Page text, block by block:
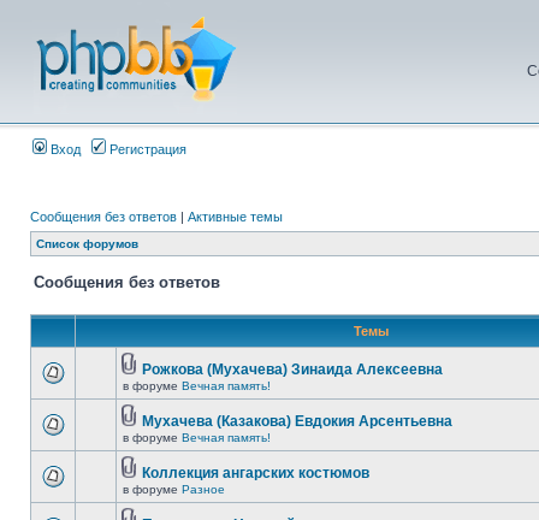
Вход Регистрация
Сообщения без ответов | Активные темы
Список форумов
Сообщения без ответов
Темы
Рожкова (Мухачева) Зинаида Алексеевна
в форуме Вечная память!
Мухачева (Казакова) Евдокия Арсентьевна
в форуме Вечная память!
Коллекция ангарских костюмов
в форуме Разное